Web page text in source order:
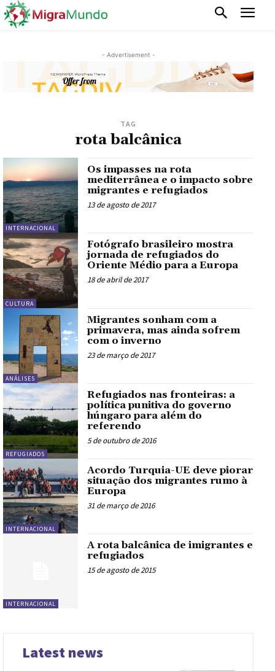
- Advertisement -
TAG
rota balcânica
INTERNACIONAL
Os impasses na rota
mediterrânea e o impacto sobre
migrantes e refugiados
13 de agosto de 2017
CULTURA
Fotógrafo brasileiro mostra
jornada de refugiados do
Oriente Médio para a Europa
18 de abril de 2017
ANÁLISES
Migrantes sonham com a
primavera, mas ainda sofrem
com o inverno
23 de março de 2017
REFUGIADOS
Refugiados nas fronteiras: a
política punitiva do governo
húngaro para além do
referendo
5 de outubro de 2016
INTERNACIONAL
Acordo Turquia-UE deve piorar
situação dos migrantes rumo à
Europa
31 de março de 2016
INTERNACIONAL
A rota balcânica de imigrantes e
refugiados
15 de agosto de 2015
Latest news